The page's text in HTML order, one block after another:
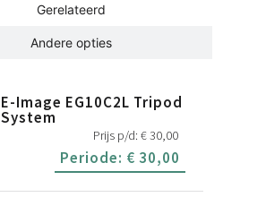
Gerelateerd
Andere opties
E-Image EG10C2L Tripod
System
Prijs p/d: €30,00
Periode: € 30,00